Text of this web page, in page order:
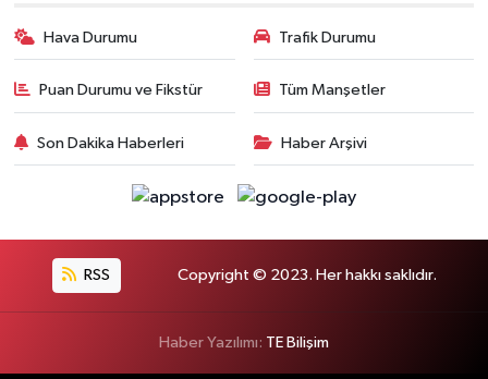
Hava Durumu Trafik Durumu
Puan Durumu ve Fikstür Tüm Manşetler
Son Dakika Haberleri Haber Arşivi
RSS Copyright © 2023. Her hakkı saklıdır.
Haber Yazılımı: TE Bilişim